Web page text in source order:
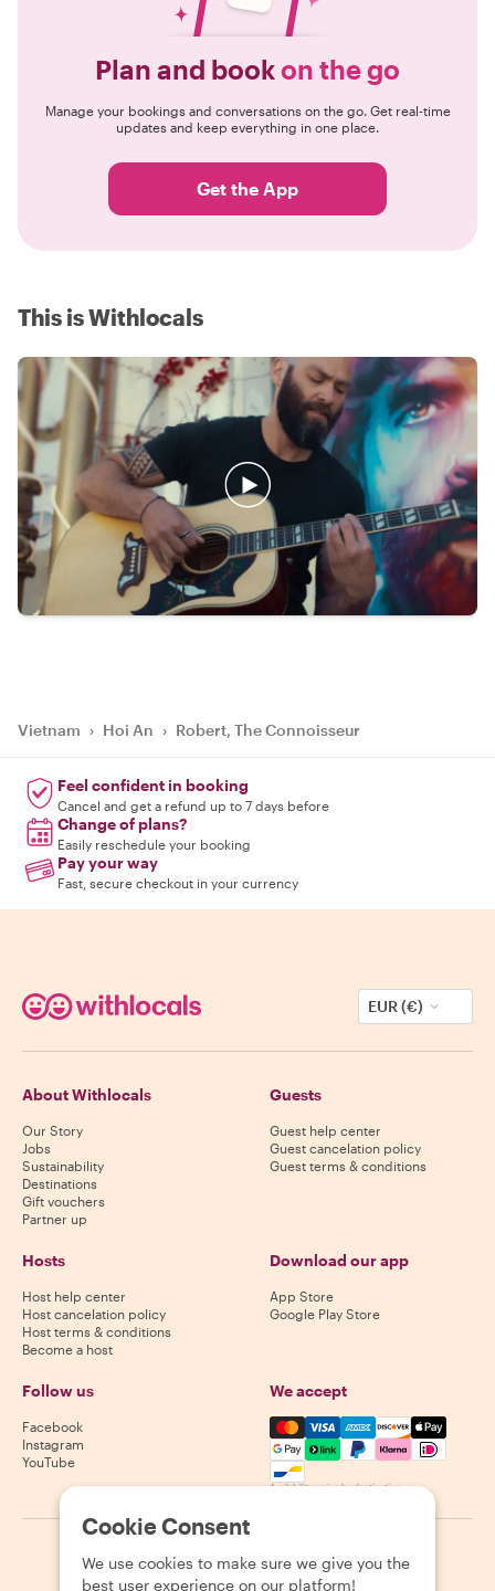
Plan and bookon the go
Manage your bookings and conversations on the go. Get real-time
updates and keep everything in one place.
Get the App
This is Withlocals
Vietnam › Hoi An › Robert, The Connoisseur
Feel confident in booking
Cancel and get a refund up to 7 days before
Change of plans?
Easily reschedule your booking
Pay your way
Fast, secure checkout in your currency
EUR (€)
About Withlocals
Our Story
Jobs
Sustainability
Destinations
Gift vouchers
Partner up
Guests
Guest help center
Guest cancelation policy
Guest terms & conditions
Hosts
Host help center
Host cancelation policy
Host terms & conditions
Become a host
Download our app
App Store
Google Play Store
Follow us
Facebook
Instagram
YouTube
We accept
Mastercard, Visa, Amex,
Availability varies by destination
2026 Withlocals.com Privacy Policy Cookies Sitemap
Cookie Consent
We use cookies to make sure we give you the
best user experience on our platform!